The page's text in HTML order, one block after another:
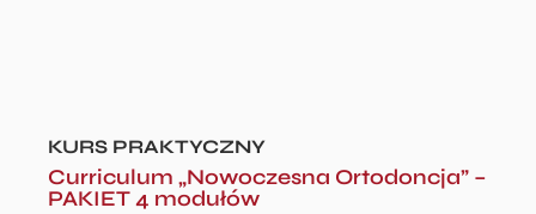
KURS PRAKTYCZNY
Curriculum „Nowoczesna Ortodoncja” –
PAKIET 4 modułów